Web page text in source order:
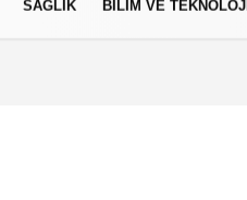
SAĞLIK BİLİM VE TEKNOLOJİ